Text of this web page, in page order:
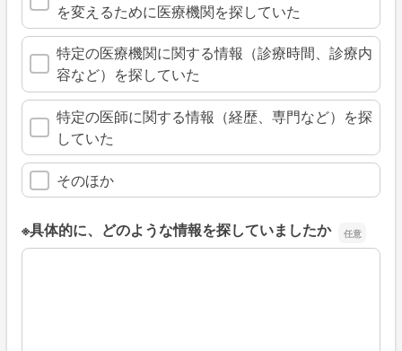
を変えるために医療機関を探していた
特定の医療機関に関する情報（診療時間、診療内
容など）を探していた
特定の医師に関する情報（経歴、専門など）を探
していた
そのほか
※具体的に、どのような情報を探していましたか
※具体的に、どのような情報を探していましたか